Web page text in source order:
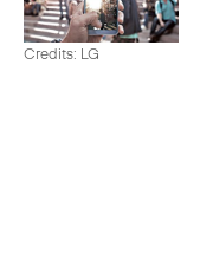
Credits: LG